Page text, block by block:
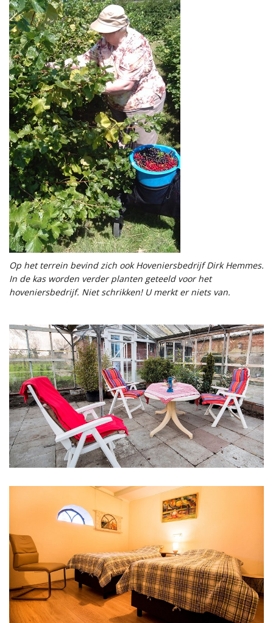
Op het terrein bevind zich ook Hoveniersbedrijf Dirk Hemmes.
In de kas worden verder planten geteeld voor het
hoveniersbedrijf. Niet schrikken! U merkt er niets van.